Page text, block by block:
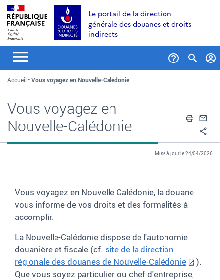
Aller
au
contenu
Aller
recherche
Aller
au
menu
Le portail de la direction
générale des douanes et droits
indirects
Accueil Vous voyagez en Nouvelle-Calédonie
Vous voyagez en
Nouvelle-Calédonie
Mise à jour le 24/04/2026
Vous voyagez en Nouvelle Calédonie, la douane
vous informe de vos droits et des formalités à
accomplir.
La Nouvelle-Calédonie dispose de l'autonomie
douanière et fiscale (cf. site de la direction
régionale des douanes de Nouvelle-Calédonie
).
Que vous soyez particulier ou chef d'entreprise,